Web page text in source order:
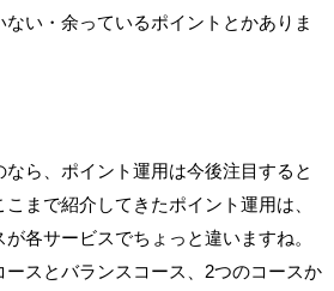
い・余っているポイントとかありま
ら、ポイント運用は今後注目すると
まで紹介してきたポイント運用は、
各サービスでちょっと違いますね。
スとバランスコース、2つのコースか